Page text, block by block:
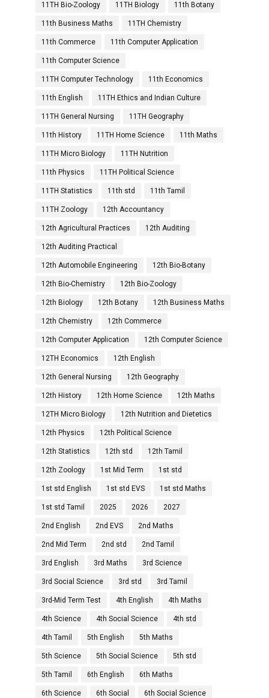
11TH Bio-Zoology 11TH Biology 11th Botany
11th Business Maths 11TH Chemistry
11th Commerce 11th Computer Application
11th Computer Science
11TH Computer Technology 11th Economics
11th English 11TH Ethics and Indian Culture
11TH General Nursing 11TH Geography
11th History 11TH Home Science 11th Maths
11TH Micro Biology 11TH Nutrition
11th Physics 11TH Political Science
11TH Statistics 11th std 11th Tamil
11TH Zoology 12th Accountancy
12th Agricultural Practices 12th Auditing
12th Auditing Practical
12th Automobile Engineering 12th Bio-Botany
12th Bio-Chemistry 12th Bio-Zoology
12th Biology 12th Botany 12th Business Maths
12th Chemistry 12th Commerce
12th Computer Application 12th Computer Science
12TH Economics 12th English
12th General Nursing 12th Geography
12th History 12th Home Science 12th Maths
12TH Micro Biology 12th Nutrition and Dietetics
12th Physics 12th Political Science
12th Statistics 12th std 12th Tamil
12th Zoology 1st Mid Term 1st std
1st std English 1st std EVS 1st std Maths
1st std Tamil 2025 2026 2027
2nd English 2nd EVS 2nd Maths
2nd Mid Term 2nd std 2nd Tamil
3rd English 3rd Maths 3rd Science
3rd Social Science 3rd std 3rd Tamil
3rd-Mid Term Test 4th English 4th Maths
4th Science 4th Social Science 4th std
4th Tamil 5th English 5th Maths
5th Science 5th Social Science 5th std
5th Tamil 6th English 6th Maths
6th Science 6th Social 6th Social Science